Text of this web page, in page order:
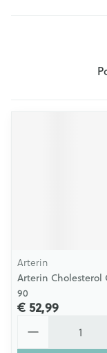
Arterin
Arterin Cholesterol
90
€ 52,99